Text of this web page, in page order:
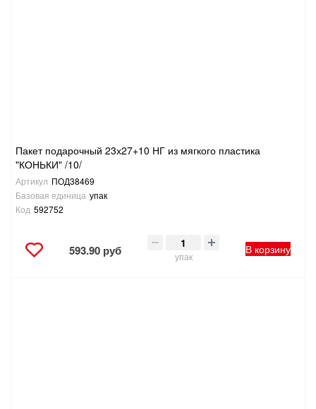
ЭЛЕКТРОМОНТАЖНЫЕ ТОВАРЫ, СВЕТОТЕХНИКА
Пакет подарочный 23х27+10 НГ из мягкого пластика
"КОНЬКИ" /10/
Артикул ПОД38469
Базовая единица упак
Код 592752
593.90 руб упак
В корзину